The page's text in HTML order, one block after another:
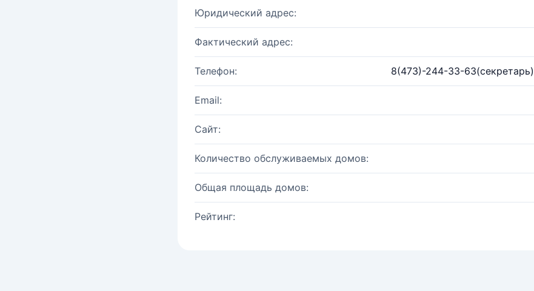
Юридический адрес:
Фактический адрес:
Телефон: 8(473)-244-33-
Email:
Сайт:
Количество обслуживаемых домов:
Общая площадь домов:
Рейтинг: